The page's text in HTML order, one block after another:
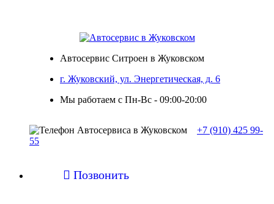
Автосервис Ситроен в Жуковском
г. Жуковский, ул. Энергетическая, д. 6
Мы работаем с Пн-Вc - 09:00-20:00
+7 (910) 425 99-
55
 Позвонить